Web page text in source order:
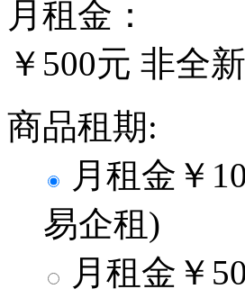
月租金：
￥500元 非全
商品租期:
月租金 ￥
易企租)
月租金 ￥